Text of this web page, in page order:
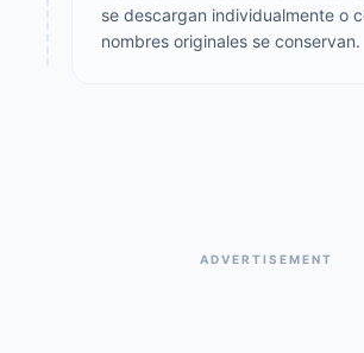
se descargan individualmente o
nombres originales se conservan.
ADVERTISEMENT